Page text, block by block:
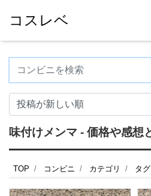
コスレベ
味付けメンマ - 価格や感想
TOP コンビニ カテゴリ タグ